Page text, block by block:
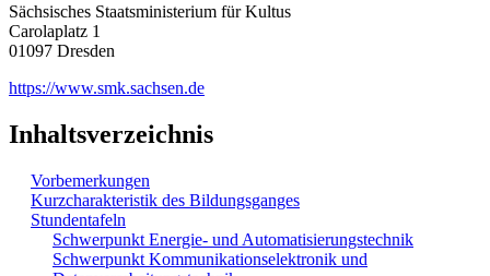
Sächsisches Staatsministerium für Kultus
Carolaplatz 1
01097 Dresden
https://www.smk.sachsen.de
Inhaltsverzeichnis
Vorbemerkungen
Kurzcharakteristik des Bildungsganges
Stundentafeln
Schwerpunkt Energie- und Automatisierungstechnik
Schwerpunkt Kommunikationselektronik und